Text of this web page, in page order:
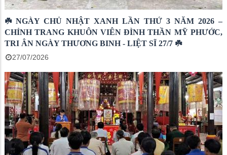
☘️ NGÀY CHỦ NHẬT XANH LẦN THỨ 3 NĂM 2026 –
CHỈNH TRANG KHUÔN VIÊN ĐÌNH THẦN MỸ PHƯỚC,
TRI ÂN NGÀY THƯƠNG BINH - LIỆT SĨ 27/7 ☘️
27/07/2026